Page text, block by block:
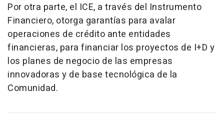
Por otra parte, el ICE, a través del Instrumento
Financiero, otorga garantías para avalar
operaciones de crédito ante entidades
financieras, para financiar los proyectos de I+D y
los planes de negocio de las empresas
innovadoras y de base tecnológica de la
Comunidad.